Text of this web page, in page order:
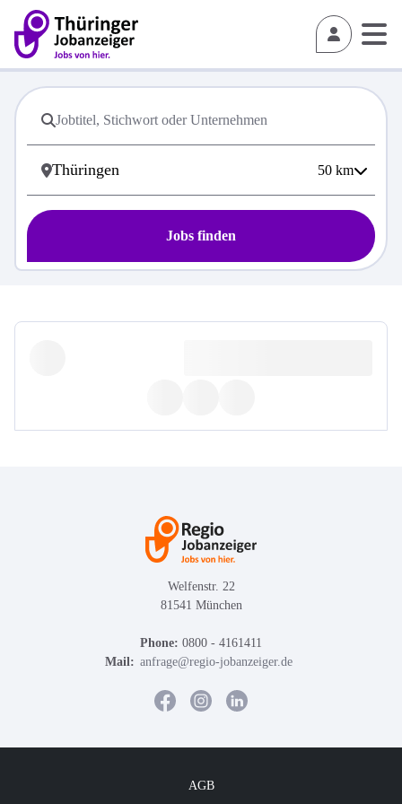
50 km
Jobs finden
Welfenstr. 22
81541 München
Phone: 0800 - 4161411
Mail: anfrage@regio-jobanzeiger.de
AGB